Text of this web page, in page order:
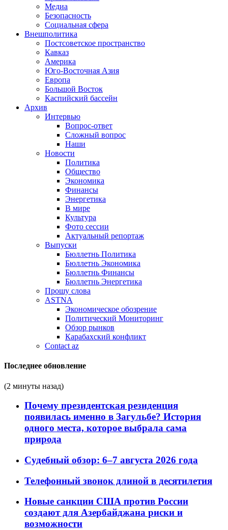
Медиа
Безопасность
Социальная сфера
Внешполитика
Постсоветское пространство
Кавказ
Америка
Юго-Восточная Азия
Европа
Большой Восток
Каспийский бассейн
Архив
Интервью
Вопрос-ответ
Сложный вопрос
Наши
Новости
Политика
Общество
Экономика
Финансы
Энергетика
В мире
Культура
Фото сессии
Актуальный репортаж
Выпуски
Бюллетнь Политика
Бюллетнь Экономика
Бюллетнь Финансы
Бюллетнь Энергетика
Прошу слова
ASTNA
Экономическое обозрение
Политический Мониторинг
Обзор рынков
Карабахский конфликт
Contact az
Последнее обновление
(2 минуты назад)
Почему президентская резиденция
появилась именно в Загульбе? История
одного места, которое выбрала сама
природа
Судебный обзор: 6–7 августа 2026 года
Телефонный звонок длиной в десятилетия
Новые санкции США против России
создают для Азербайджана риски и
возможности